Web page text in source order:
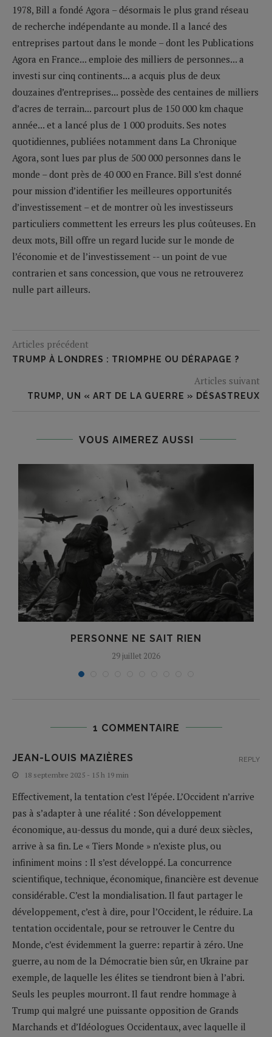
1978, Bill a fondé Agora – désormais le plus grand réseau
de recherche indépendante au monde. Il a lancé des
entreprises partout dans le monde – dont les Publications
Agora en France... emploie des milliers de personnes... a
investi sur cinq continents... a acquis plus de deux
douzaines d’entreprises... possède des centaines de milliers
d’acres de terrain... parcourt plus de 150 000 km chaque
année... et a lancé plus de 1 000 produits. Ses notes
quotidiennes, publiées notamment dans La Chronique
Agora, sont lues par plus de 500 000 personnes dans le
monde – dont près de 40 000 en France. Bill s’est donné
pour mission d’identifier les meilleures opportunités
d’investissement – et de montrer où les investisseurs
particuliers commettent les erreurs les plus coûteuses. En
deux mots, Bill offre un regard lucide sur le monde de
l’économie et de l’investissement -- un point de vue
contrarien et sans concession, que vous ne retrouverez
nulle part ailleurs.
Articles précédent
TRUMP À LONDRES : TRIOMPHE OU DÉRAPAGE ?
Articles suivant
TRUMP, UN « ART DE LA GUERRE » DÉSASTREUX
VOUS AIMEREZ AUSSI
PERSONNE NE SAIT RIEN
29 juillet 2026
1 COMMENTAIRE
JEAN-LOUIS MAZIÈRES
18 septembre 2025 - 15 h 19 min
Effectivement, la tentation c’est l’épée. L’Occident n’arrive
pas à s’adapter à une réalité : Son développement
économique, au-dessus du monde, qui a duré deux siècles,
arrive à sa fin. Le « Tiers Monde » n’existe plus, ou
infiniment moins : Il s’est développé. La concurrence
scientifique, technique, économique, financière est devenue
considérable. C’est la mondialisation. Il faut partager le
développement, c’est à dire, pour l’Occident, le réduire. La
tentation occidentale, pour se retrouver le Centre du
Monde, c’est évidemment la guerre: repartir à zéro. Une
guerre, au nom de la Démocratie bien sûr, en Ukraine par
exemple, de laquelle les élites se tiendront bien à l’abri.
Seuls les peuples mourront. Il faut rendre hommage à
Trump qui malgré une puissante opposition de Grands
Marchands et d’Idéologues Occidentaux, avec laquelle il
REPLY